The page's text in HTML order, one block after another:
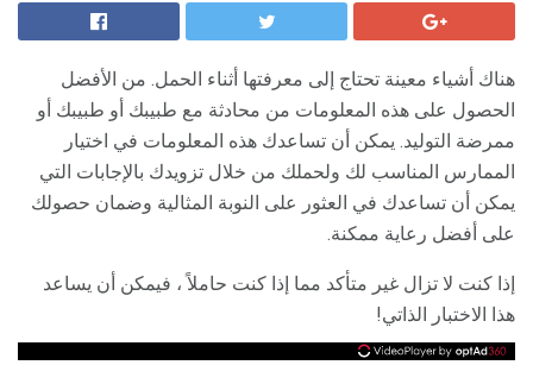
هناك أشياء معينة تحتاج إلى معرفتها أثناء الحمل. من الأفضل
الحصول على هذه المعلومات من محادثة مع طبيبك أو طبيبك أو
ممرضة التوليد. يمكن أن تساعدك هذه المعلومات في اختيار
الممارس المناسب لك ولحملك من خلال تزويدك بالإجابات التي
يمكن أن تساعدك في العثور على النوبة المثالية وضمان حصولك
على أفضل رعاية ممكنة.
إذا كنت لا تزال غير متأكد مما إذا كنت حاملاً ، فيمكن أن يساعد
هذا الاختبار الذاتي!